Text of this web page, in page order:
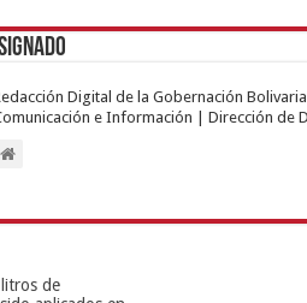
Digital de la Gobernación
e Información | Dirección de
de